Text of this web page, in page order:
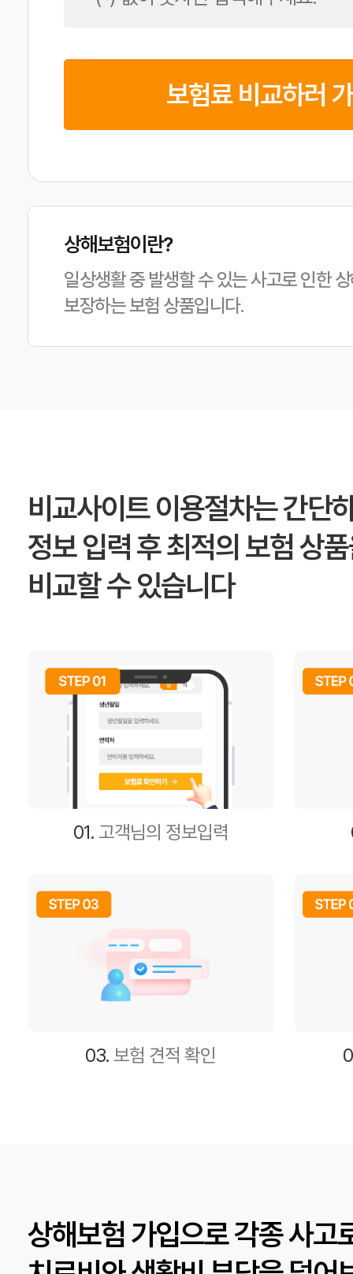
보험료 비교하러
상해보험이란?
일상생활 중 발생할 수 있는 사고로 인한
보장하는 보험 상품입니다.
비교사이트 이용절차는 간단
정보 입력 후 최적의 보험 상
비교할 수 있습니다
01. 고객님의 정보입력
03. 보험 견적 확인
상해보험 가입으로 각종 사고